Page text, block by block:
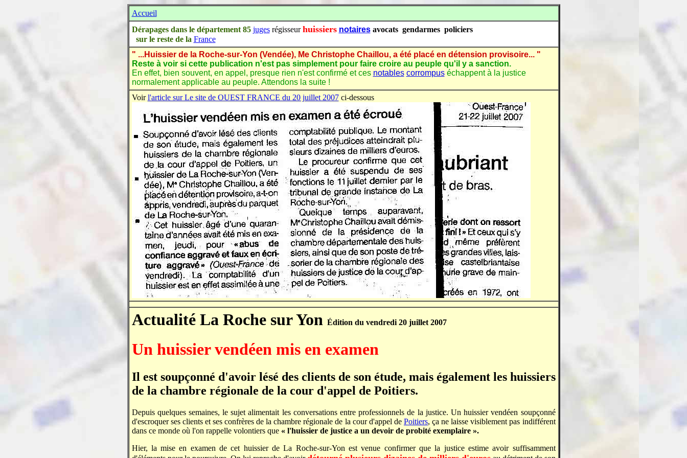
Accueil
Dérapages dans le département 85 jugesrégisseurhuissiers notairesavocats gendarmes policiers
sur le reste de la France
" ...Huissier de la Roche-sur-Yon (Vendée), Me Christophe Chaillou, a été placé en détension provisoire... "
Reste à voir si cette publication n'est pas simplement pour faire croire au peuple qu'il y a sanction.
En effet, bien souvent, en appel, presque rien n'est confirmé et ces notables corrompuséchappent à la justice
normalement applicable au peuple. Attendons la suite !
Voirl'article sur Le site de OUEST FRANCE du 20 juillet 2007ci-dessous
Actualité La Roche sur Yon Édition du vendredi 20 juillet 2007
Un huissier vendéen mis en examen
Il est soupçonné d'avoir lésé des clients de son étude, mais également les huissiers
de la chambre régionale de la cour d'appel de Poitiers.
Depuis quelques semaines, le sujet alimentait les conversations entre professionnels de la justice. Un huissier vendéen soupçonné
d'escroquer ses clients et ses confrères de la chambre régionale de la cour d'appel de Poitiers, ça ne laisse visiblement pas indifférent
dans ce monde où l'on rappelle volontiers que « l'huissier de justice a un devoir de probité exemplaire ».
Hier, la mise en examen de cet huissier de La Roche-sur-Yon est venue confirmer que la justice estime avoir suffisamment